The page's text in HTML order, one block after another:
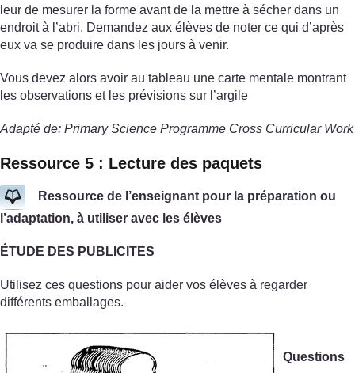
leur de mesurer la forme avant de la mettre à sécher dans un
endroit à l’abri. Demandez aux élèves de noter ce qui d’après
eux va se produire dans les jours à venir.
Vous devez alors avoir au tableau une carte mentale montrant
les observations et les prévisions sur l’argile
Adapté de: Primary Science Programme Cross Curricular Work
Ressource 5 : Lecture des paquets
Ressource de l’enseignant pour la préparation ou
l’adaptation, à utiliser avec les élèves
ÉTUDE DES PUBLICITES
Utilisez ces questions pour aider vos élèves à regarder
différents emballages.
Questions